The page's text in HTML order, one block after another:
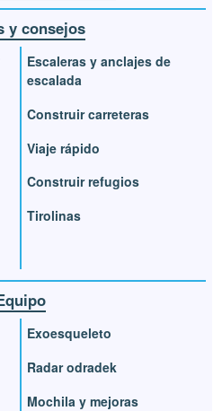
y consejos
Escaleras y anclajes de
escalada
Construir carreteras
Viaje rápido
Construir refugios
Tirolinas
Exoesqueleto
Radar odradek
Mochila y mejoras